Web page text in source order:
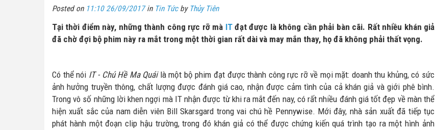
Posted on 11:10 26/09/2017in Tin Tứcby Thủy Tiên
Tại thời điểm này, những thành công rực rỡ mà ITđạt được là không cần phải bàn cãi. Rất nhiều khán giả
đã chờ đợi bộ phim này ra mắt trong một thời gian rất dài và may mắn thay, họ đã không phải thất vọng.
Có thể nói IT - Chú Hề Ma Quáilà một bộ phim đạt được thành công rực rỡ về mọi mặt: doanh thu khủng, có sức
ảnh hưởng truyền thông, chất lượng được đánh giá cao, nhận được cảm tình của cả khán giả và giới phê bình.
Trong vô số những lời khen ngợi mà IT nhận được từ khi ra mắt đến nay, có rất nhiều đánh giá tốt đẹp về màn thể
hiện xuất sắc của nam diễn viên Bill Skarsgard trong vai chú hề Pennywise. Mới đây, nhà sản xuất đã tiếp tục
phát hành một đoạn clip hậu trường, trong đó khán giả có thể được chứng kiến quá trình tạo ra một hình ảnh